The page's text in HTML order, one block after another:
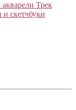
Трек
скетчбуки